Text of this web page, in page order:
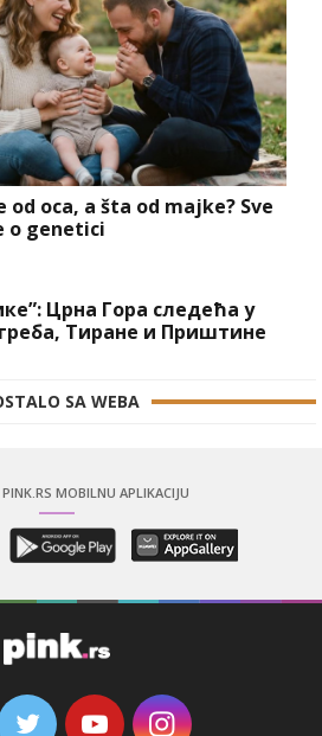
oca, a šta od majke? Sve
o genetici
Црна Гора следећа у
Тиране и Приштине
SA WEBA
MOBILNU APLIKACIJU